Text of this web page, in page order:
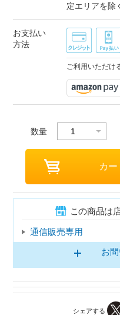
定エリアを除
お支払い
方法
ご利用いただけ
数量
この商品は
通信販売専用
お
シェアする